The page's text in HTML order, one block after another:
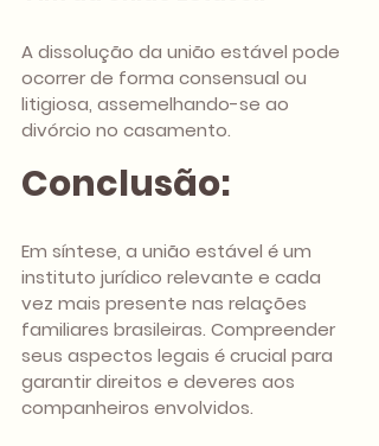
A dissolução da união estável pode
ocorrer de forma consensual ou
litigiosa, assemelhando-se ao
divórcio no casamento.
Conclusão:
Em síntese, a união estável é um
instituto jurídico relevante e cada
vez mais presente nas relações
familiares brasileiras. Compreender
seus aspectos legais é crucial para
garantir direitos e deveres aos
companheiros envolvidos.